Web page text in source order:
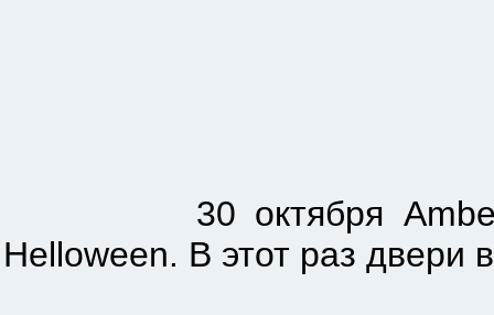
30 октября Amber's
Helloween. В этот раз двери